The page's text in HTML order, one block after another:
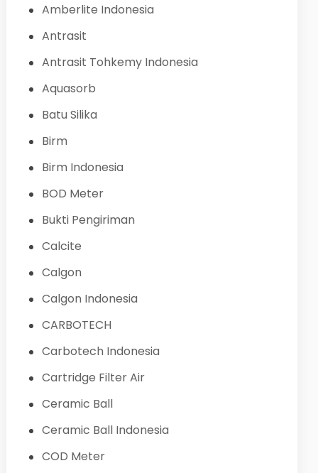
Amberlite Indonesia
Antrasit
Antrasit Tohkemy Indonesia
Aquasorb
Batu Silika
Birm
Birm Indonesia
BOD Meter
Bukti Pengiriman
Calcite
Calgon
Calgon Indonesia
CARBOTECH
Carbotech Indonesia
Cartridge Filter Air
Ceramic Ball
Ceramic Ball Indonesia
COD Meter